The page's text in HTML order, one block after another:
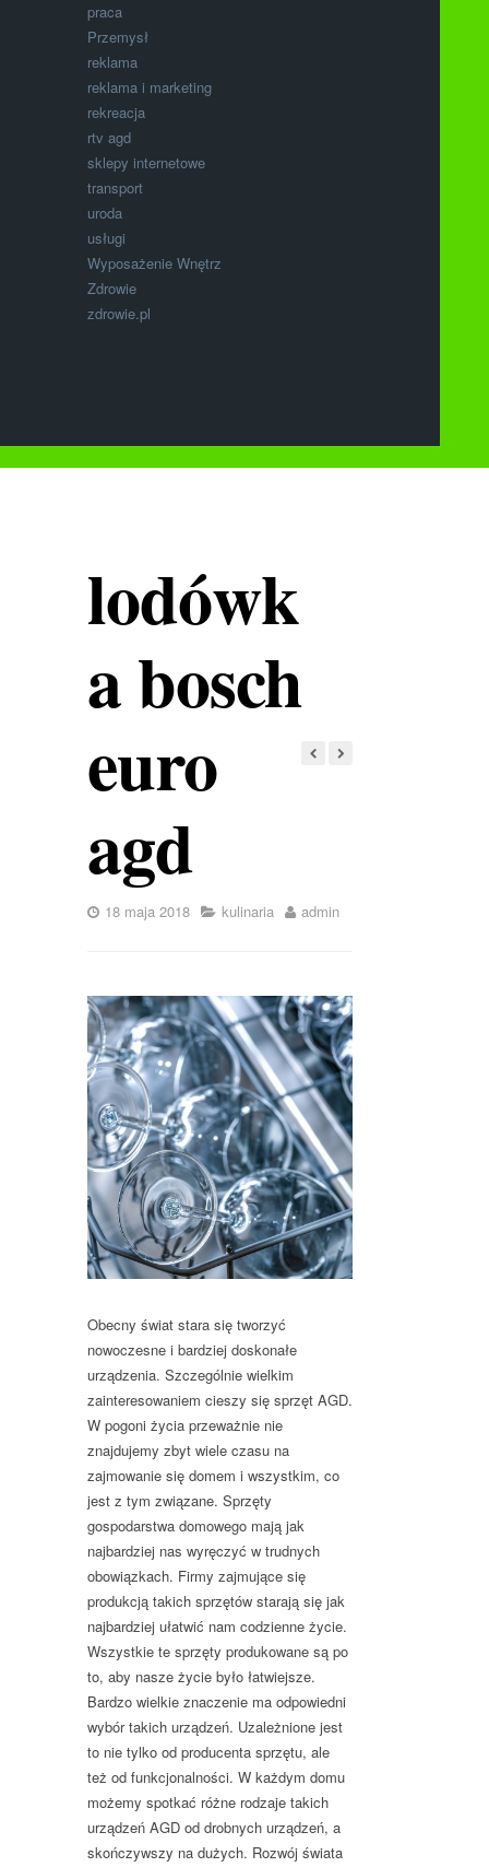
praca
Przemysł
reklama
reklama i marketing
rekreacja
rtv agd
sklepy internetowe
transport
uroda
usługi
Wyposażenie Wnętrz
Zdrowie
zdrowie.pl
lodówk
a bosch
euro
agd
18 maja 2018 kulinaria admin
Obecny świat stara się tworzyć
nowoczesne i bardziej doskonałe
urządzenia. Szczególnie wielkim
zainteresowaniem cieszy się sprzęt AGD.
W pogoni życia przeważnie nie
znajdujemy zbyt wiele czasu na
zajmowanie się domem i wszystkim, co
jest z tym związane. Sprzęty
gospodarstwa domowego mają jak
najbardziej nas wyręczyć w trudnych
obowiązkach. Firmy zajmujące się
produkcją takich sprzętów starają się jak
najbardziej ułatwić nam codzienne życie.
Wszystkie te sprzęty produkowane są po
to, aby nasze życie było łatwiejsze.
Bardzo wielkie znaczenie ma odpowiedni
wybór takich urządzeń. Uzależnione jest
to nie tylko od producenta sprzętu, ale
też od funkcjonalności. W każdym domu
możemy spotkać różne rodzaje takich
urządzeń AGD od drobnych urządzeń, a
skończywszy na dużych. Rozwój świata